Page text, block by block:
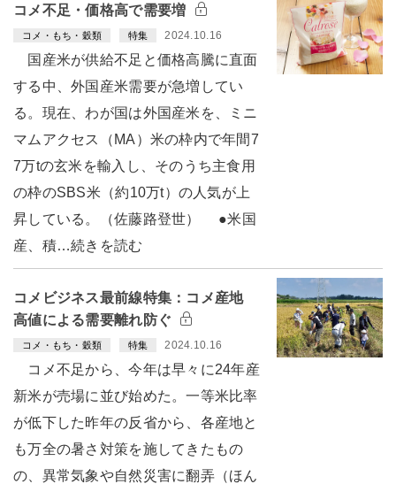
コメ不足・価格高で需要増
コメ・もち・穀類 特集 2024.10.16
国産米が供給不足と価格高騰に直面
する中、外国産米需要が急増してい
る。現在、わが国は外国産米を、ミニ
マムアクセス（MA）米の枠内で年間7
7万tの玄米を輸入し、そのうち主食用
の枠のSBS米（約10万t）の人気が上
昇している。（佐藤路登世） ●米国
産、積…続きを読む
コメビジネス最前線特集：コメ産地
高値による需要離れ防ぐ
コメ・もち・穀類 特集 2024.10.16
コメ不足から、今年は早々に24年産
新米が売場に並び始めた。一等米比率
が低下した昨年の反省から、各産地と
も万全の暑さ対策を施してきたもの
の、異常気象や自然災害に翻弄（ほん